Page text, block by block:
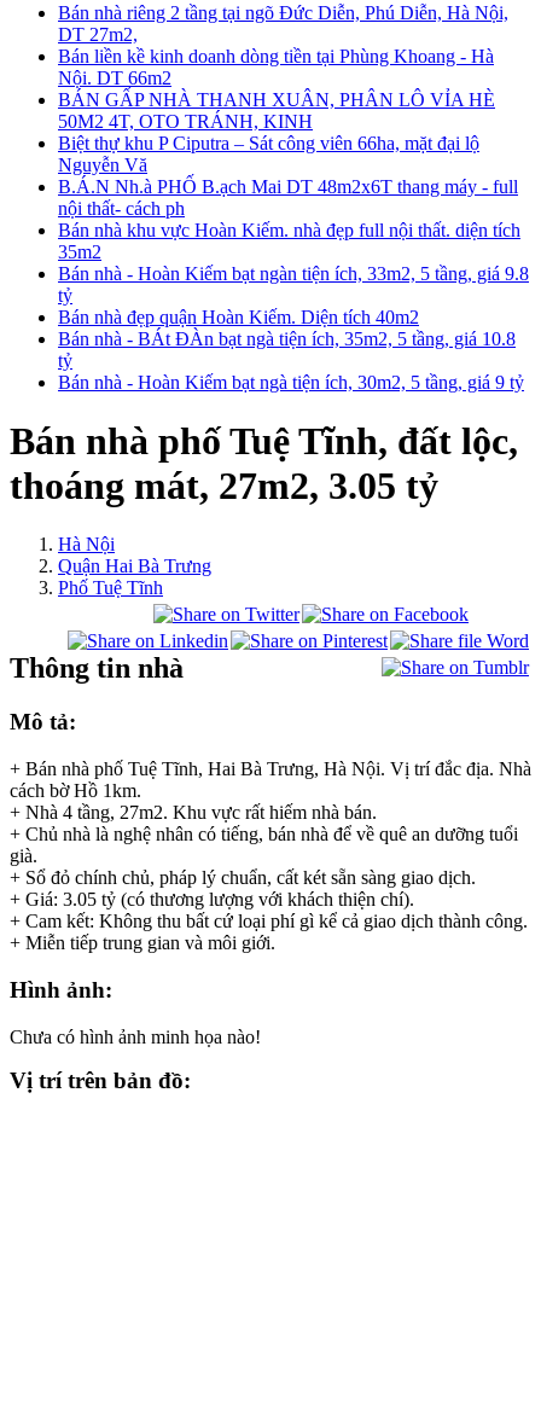
Bán nhà riêng 2 tầng tại ngõ Đức Diễn, Phú Diễn, Hà Nội,
DT 27m2,
Bán liền kề kinh doanh dòng tiền tại Phùng Khoang - Hà
Nội. DT 66m2
BÁN GẤP NHÀ THANH XUÂN, PHÂN LÔ VỈA HÈ
50M2 4T, OTO TRÁNH, KINH
Biệt thự khu P Ciputra – Sát công viên 66ha, mặt đại lộ
Nguyễn Vă
B.Á.N Nh.à PHỐ B.ạch Mai DT 48m2x6T thang máy - full
nội thất- cách ph
Bán nhà khu vực Hoàn Kiếm. nhà đẹp full nội thất. diện tích
35m2
Bán nhà - Hoàn Kiếm bạt ngàn tiện ích, 33m2, 5 tầng, giá 9.8
tỷ
Bán nhà đẹp quận Hoàn Kiếm. Diện tích 40m2
Bán nhà - BÁt ĐÀn bạt ngà tiện ích, 35m2, 5 tầng, giá 10.8
tỷ
Bán nhà - Hoàn Kiếm bạt ngà tiện ích, 30m2, 5 tầng, giá 9 tỷ
Bán nhà phố Tuệ Tĩnh, đất lộc,
thoáng mát, 27m2, 3.05 tỷ
Hà Nội
Quận Hai Bà Trưng
Phố Tuệ Tĩnh
Thông tin nhà
Mô tả:
+ Bán nhà phố Tuệ Tĩnh, Hai Bà Trưng, Hà Nội. Vị trí đắc địa. Nhà
cách bờ Hồ 1km.
+ Nhà 4 tầng, 27m2. Khu vực rất hiếm nhà bán.
+ Chủ nhà là nghệ nhân có tiếng, bán nhà để về quê an dưỡng tuổi
già.
+ Sổ đỏ chính chủ, pháp lý chuẩn, cất két sẵn sàng giao dịch.
+ Giá: 3.05 tỷ (có thương lượng với khách thiện chí).
+ Cam kết: Không thu bất cứ loại phí gì kể cả giao dịch thành công.
+ Miễn tiếp trung gian và môi giới.
Hình ảnh:
Chưa có hình ảnh minh họa nào!
Vị trí trên bản đồ: